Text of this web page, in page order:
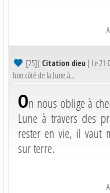
[25]| Citation dieu | Le 21-
bon côté de la Lune à...
On nous oblige à
Lune à travers des
rester en vie, il vaut
sur terre.